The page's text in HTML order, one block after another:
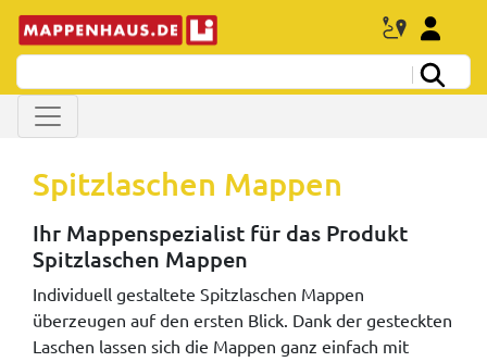
Spitzlaschen Mappen
Ihr Mappenspezialist für das Produkt
Spitzlaschen Mappen
Individuell gestaltete Spitzlaschen Mappen
überzeugen auf den ersten Blick. Dank der gesteckten
Laschen lassen sich die Mappen ganz einfach mit